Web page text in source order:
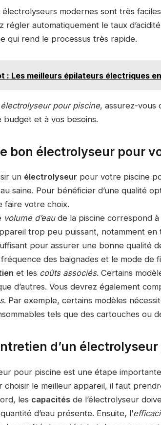
électrolyseurs modernes sont très
régler automatiquement le taux
qui rend le processus très rapide.
: Les meilleurs épilateurs électriques
électrolyseur pour piscine, assurez-vous
et à vos besoins.
bon électrolyseur pour
un électrolyseur pour votre piscine
saine. Pour bénéficier d’une qualité
faire votre choix.
volume d’eaude la piscine correspond
trop peu puissant, notamment
pour assurer une bonne qualité
des baignades et le mode de
et les coûts associés. Certains
d’autres. Vous devrez également
. Par exemple, certains modèles
tels que des cartouches ou
d’un
pour piscine est une étape
choisir le meilleur appareil, il faut
les capacités de l’électrolyseur
d’eau présente. Ensuite, l’